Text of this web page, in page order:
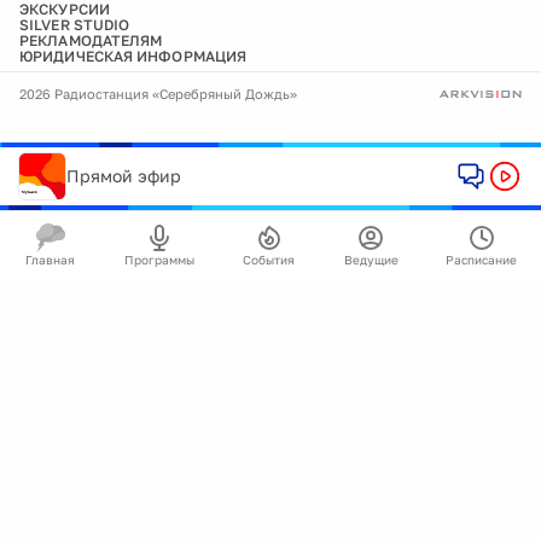
ЭКСКУРСИИ
SILVER STUDIO
РЕКЛАМОДАТЕЛЯМ
ЮРИДИЧЕСКАЯ ИНФОРМАЦИЯ
2026 Радиостанция «Серебряный Дождь»
Прямой эфир
Главная Программы События Ведущие Расписание